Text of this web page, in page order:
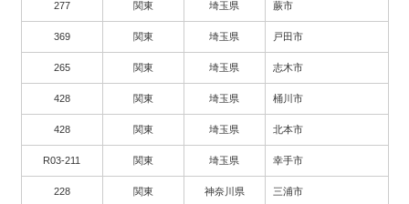
277 関東 埼玉県 蕨市
369 関東 埼玉県 戸田市
265 関東 埼玉県 志木市
428 関東 埼玉県 桶川市
428 関東 埼玉県 北本市
R03-211 関東 埼玉県 幸手市
228 関東 神奈川県 三浦市